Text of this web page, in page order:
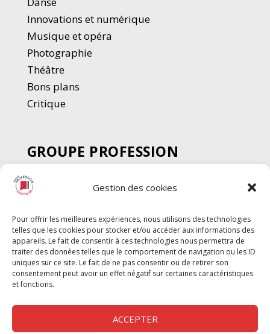
Gestion des cookies
Pour offrir les meilleures expériences, nous utilisons des technologies
telles que les cookies pour stocker et/ou accéder aux informations des
appareils. Le fait de consentir à ces technologies nous permettra de
traiter des données telles que le comportement de navigation ou les ID
uniques sur ce site. Le fait de ne pas consentir ou de retirer son
consentement peut avoir un effet négatif sur certaines caractéristiques
et fonctions.
ACCEPTER
Innovations et numérique
Musique et opéra
Photographie
Théâtre
Bons plans
Critique
GROUPE PROFESSION
SPECTACLE
Chèque Intermittents
Chèque Compta
Chèque Emploi Spectacle
G-Pods
Profession Audio-visuel